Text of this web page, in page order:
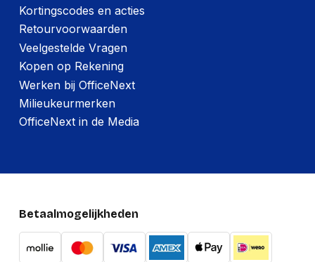
Kortingscodes en acties
Retourvoorwaarden
Veelgestelde Vragen
Kopen op Rekening
Werken bij OfficeNext
Milieukeurmerken
OfficeNext in de Media
Betaalmogelijkheden